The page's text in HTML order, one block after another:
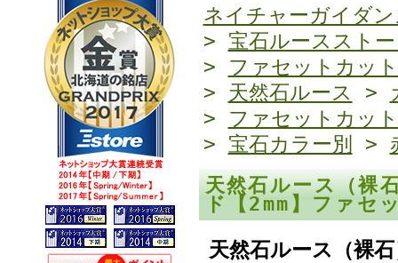
ネイチャーガイダン
> 宝石ルーススト
> ファセットカット
> 天然石ルース >
> ファセットカット
> 宝石カラー別 >
天然石ルース（裸
ド【2mm】ファ
天然石ルース（裸